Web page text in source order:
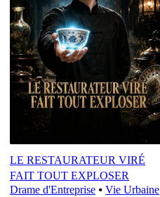
LE RESTAURATEUR VIRÉ
FAIT TOUT EXPLOSER
Drame d'Entreprise ⦁ Vie Urbaine